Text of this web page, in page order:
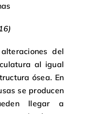
del
al igual
ósea. En
se producen
llegar a